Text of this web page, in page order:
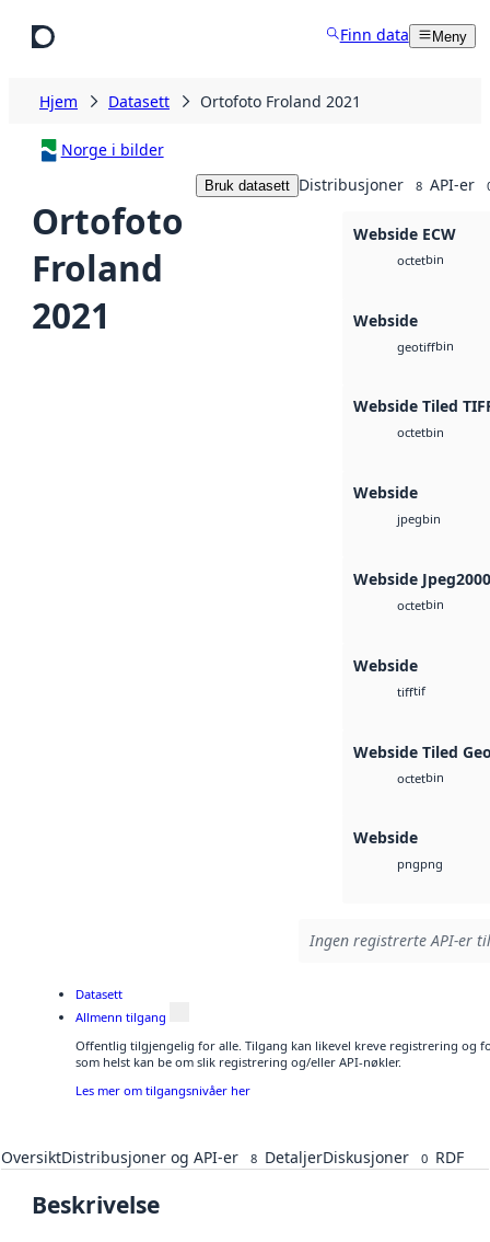
Finn data Meny
Hjem Datasett Ortofoto Froland 2021
Norge i bilder
Ortofoto
Froland
2021
Bruk datasett Distribusjoner 8 API-er
Webside ECW
octetbin
Webside
geotiffbin
Webside Tiled
octetbin
Webside
jpegbin
Webside Jpeg2000
octetbin
Webside
tifftif
Webside Tiled
octetbin
Webside
pngpng
Ingen registrerte API-er
Datasett
Allmenn tilgang
Offentlig tilgjengelig for alle. Tilgang kan likevel kreve registrering og
som helst kan be om slik registrering og/eller API-nøkler.
Les mer om tilgangsnivåer her
OversiktDistribusjoner og API-er 8 DetaljerDiskusjoner 0 RDF
Beskrivelse